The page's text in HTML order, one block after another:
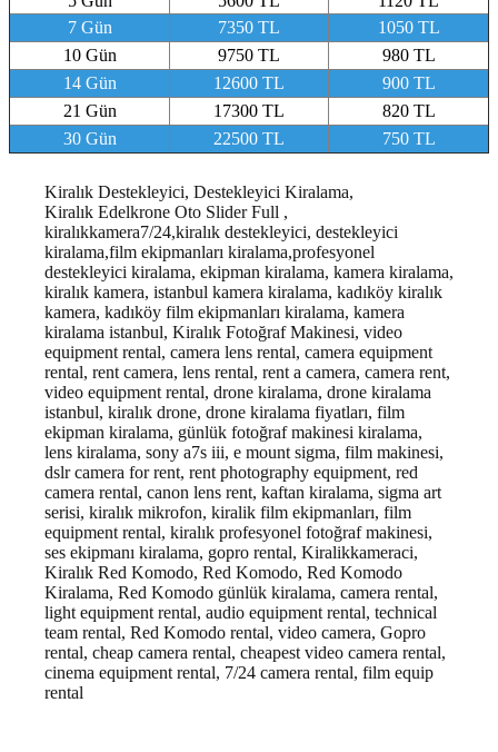
7 Gün
7350 TL
1050 TL
10 Gün
9750 TL
980 TL
14 Gün
12600 TL
900 TL
21 Gün
17300 TL
820 TL
30 Gün
22500 TL 750 TL
Kiralık Destekleyici, Destekleyici Kiralama,
Kiralık Edelkrone Oto Slider Full ,
kiralıkkamera7/24,kiralık destekleyici, destekleyici
kiralama,film ekipmanları kiralama,profesyonel
destekleyici kiralama, ekipman kiralama, kamera kiralama,
kiralık kamera, istanbul kamera kiralama, kadıköy kiralık
kamera, kadıköy film ekipmanları kiralama, kamera
kiralama istanbul, Kiralık Fotoğraf Makinesi, video
equipment rental, camera lens rental, camera equipment
rental, rent camera, lens rental, rent a camera, camera rent,
video equipment rental, drone kiralama, drone kiralama
istanbul, kiralık drone, drone kiralama fiyatları, film
ekipman kiralama, günlük fotoğraf makinesi kiralama,
lens kiralama, sony a7s iii, e mount sigma, film makinesi,
dslr camera for rent, rent photography equipment, red
camera rental, canon lens rent, kaftan kiralama, sigma art
serisi, kiralık mikrofon, kiralik film ekipmanları, film
equipment rental, kiralık profesyonel fotoğraf makinesi,
ses ekipmanı kiralama, gopro rental, Kiralikkameraci,
Kiralık Red Komodo, Red Komodo, Red Komodo
Kiralama, Red Komodo günlük kiralama, camera rental,
light equipment rental, audio equipment rental, technical
team rental, Red Komodo rental, video camera, Gopro
rental, cheap camera rental, cheapest video camera rental,
cinema equipment rental, 7/24 camera rental, film equip
rental